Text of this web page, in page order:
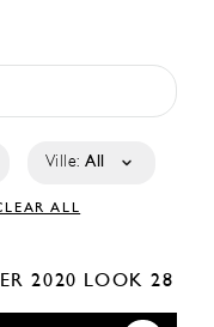
Ville: All
ALL
2020 LOOK 28